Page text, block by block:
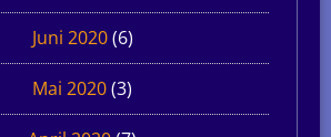
Juni 2020(6)
Mai 2020(3)